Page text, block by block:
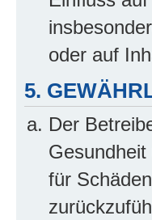
oder auf
5.
Der
für